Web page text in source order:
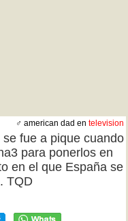
♂ american dad en television
fue a pique cuando
para ponerlos en
en el que España se
TQD